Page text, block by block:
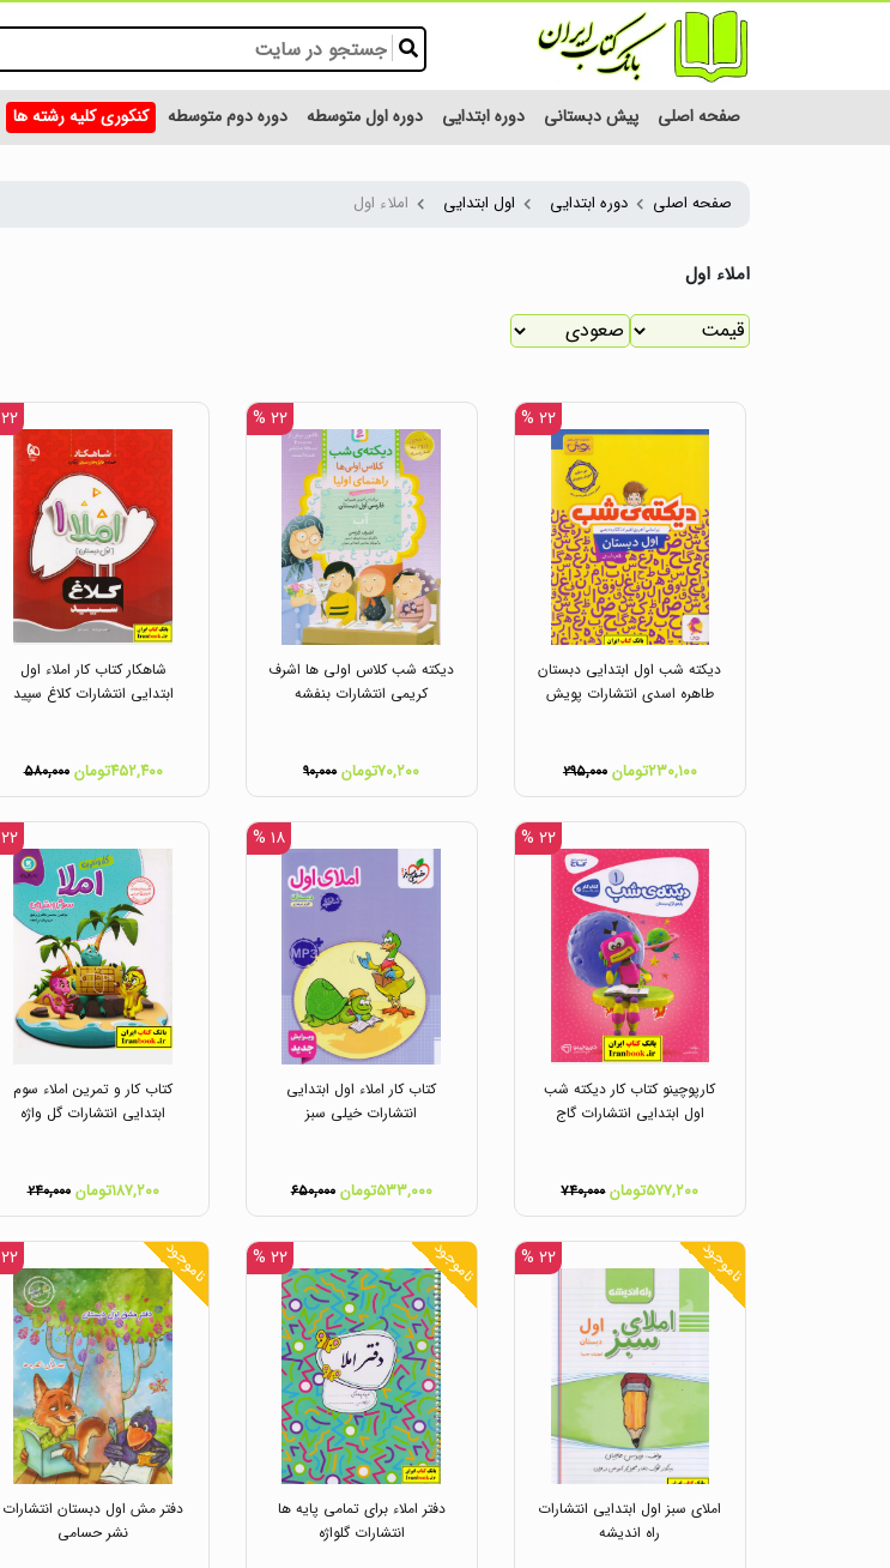
صفحه اصلی پیش دبستانی دوره ابتدایی دوره اول متوسطه دوره دوم متوسطه کنکوری کلیه رشته ها
صفحه اصلی دوره ابتدایی اول ابتدایی املاء اول
املاء اول
۲۲ %
دیکته شب اول ابتدایی دبستان
طاهره اسدی انتشارات پویش
۲۳۰,۱۰۰تومان ۲۹۵,۰۰۰
۲۲ %
دیکته شب کلاس اولی ها اشرف
کریمی انتشارات بنفشه
۷۰,۲۰۰تومان ۹۰,۰۰۰
۲۲ %
شاهکار کتاب کار املاء اول
ابتدایی انتشارات کلاغ سپید
۴۵۲,۴۰۰تومان ۵۸۰,۰۰۰
۲۲ %
کارپوچینو کتاب کار دیکته شب
اول ابتدایی انتشارات گاج
۵۷۷,۲۰۰تومان ۷۴۰,۰۰۰
۱۸ %
کتاب کار املاء اول ابتدایی
انتشارات خیلی سبز
۵۳۳,۰۰۰تومان ۶۵۰,۰۰۰
۲۲ %
کتاب کار و تمرین املاء سوم
ابتدایی انتشارات گل واژه
۱۸۷,۲۰۰تومان ۲۴۰,۰۰۰
ناموجود ۲۲ %
املای سبز اول ابتدایی انتشارات
راه اندیشه
ناموجود ۲۲ %
دفتر املاء برای تمامی پایه ها
انتشارات گلواژه
ناموجود ۲۲ %
دفتر مش اول دبستان انتشارات
نشر حسامی